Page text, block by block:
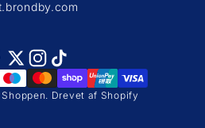
Drevet af Shopify